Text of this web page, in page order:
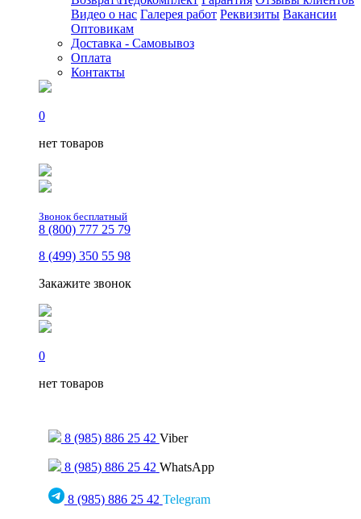
Видео о нас Галерея работ Реквизиты Вакансии
Оптовикам
Доставка - Самовывоз
Оплата
Контакты
0
нет товаров
Звонок бесплатный
8 (800) 777 25 79
8 (499) 350 55 98
Закажите звонок
0
нет товаров
8 (985) 886 25 42 Viber
8 (985) 886 25 42 WhatsApp
8 (985) 886 25 42 Telegram